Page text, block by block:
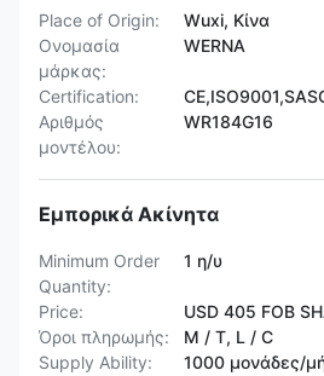
Place of Origin:
Wuxi, Κίνα
Ονομασία
μάρκας:
WERNA
Certification:
Αριθμός
μοντέλου:
WR184G16
Εμπορικά Ακίνητα
Minimum Order
Quantity:
1 η/υ
Price:
USD 405 FOB
Όροι πληρωμής:
Μ / Τ, L / C
Supply Ability:
1000 μονάδες/